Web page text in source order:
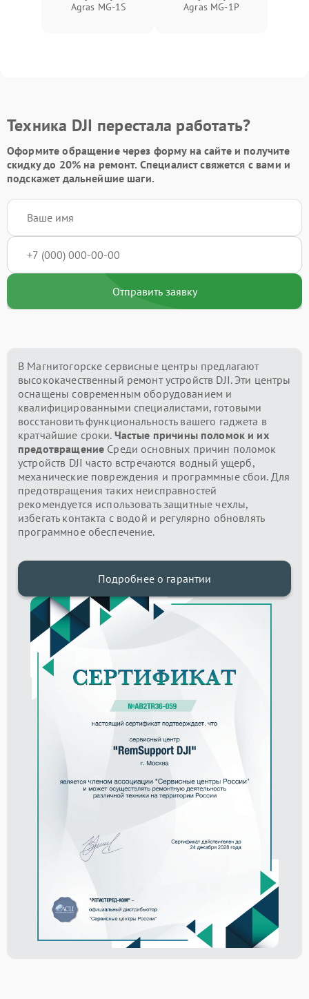
Agras MG-1S Agras MG-1P
Техника DJI перестала работать?
Оформите обращение через форму на сайте и получите
скидку до 20%на ремонт. Специалист свяжется с вами и
подскажет дальнейшие шаги.
Отправить заявку
В Магнитогорске сервисные центры предлагают
высококачественный ремонт устройств DJI. Эти центры
оснащены современным оборудованием и
квалифицированными специалистами, готовыми
восстановить функциональность вашего гаджета в
кратчайшие сроки. Частые причины поломок и их
предотвращение Среди основных причин поломок
устройств DJI часто встречаются водный ущерб,
механические повреждения и программные сбои. Для
предотвращения таких неисправностей
рекомендуется использовать защитные чехлы,
избегать контакта с водой и регулярно обновлять
программное обеспечение.
Подробнее о гарантии